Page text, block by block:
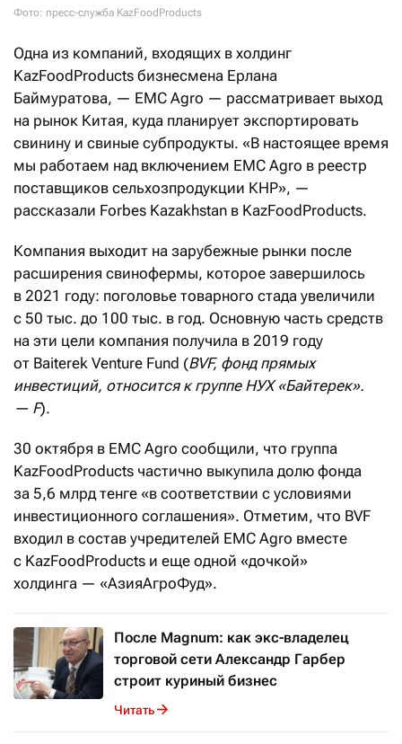
Фото: пресс-служба KazFoodProducts
Одна из компаний, входящих в холдинг
KazFoodProducts бизнесмена Ерлана
Баймуратова, — EMC Agro — рассматривает выход
на рынок Китая, куда планирует экспортировать
свинину и свиные субпродукты. «В настоящее время
мы работаем над включением EMC Agro в реестр
поставщиков сельхозпродукции КНР», —
рассказали Forbes Kazakhstan в KazFoodProducts.
Компания выходит на зарубежные рынки после
расширения свинофермы, которое завершилось
в 2021 году: поголовье товарного стада увеличили
с 50 тыс. до 100 тыс. в год. Основную часть средств
на эти цели компания получила в 2019 году
от Baiterek Venture Fund (BVF, фонд прямых
инвестиций, относится к группе НУХ «Байтерек».
— F).
30 октября в EMC Agro сообщили, что группа
KazFoodProducts частично выкупила долю фонда
за 5,6 млрд тенге «в соответствии с условиями
инвестиционного соглашения». Отметим, что BVF
входил в состав учредителей EMC Agro вместе
с KazFoodProducts и еще одной «дочкой»
холдинга — «АзияАгроФуд».
После Magnum: как экс-владелец
торговой сети Александр Гарбер
строит куриный бизнес
Читать